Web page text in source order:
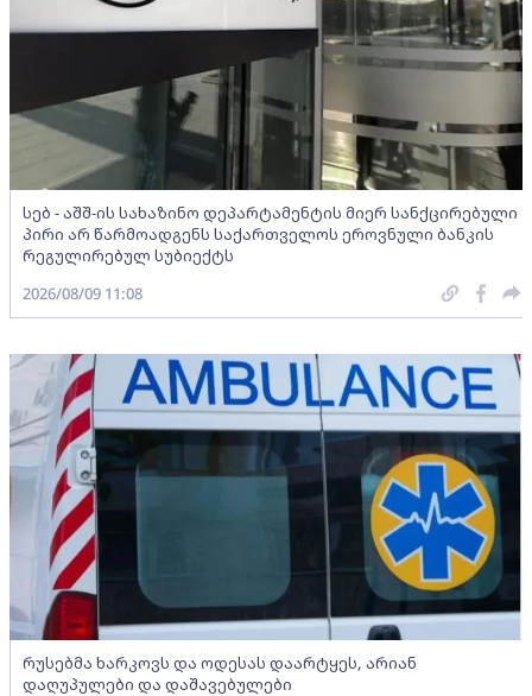
სებ - აშშ-ის სახაზინო დეპარტამენტის მიერ სანქცირებული
პირი არ წარმოადგენს საქართველოს ეროვნული ბანკის
რეგულირებულ სუბიექტს
2026/08/09 11:08
რუსებმა ხარკოვს და ოდესას დაარტყეს, არიან
დაღუპულები და დაშავებულები